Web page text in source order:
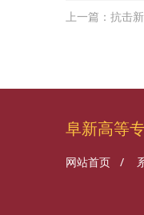
上一篇：抗击
阜新高等
网站首页 /